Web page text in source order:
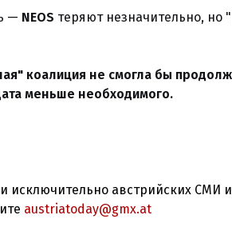
— NEOS теряют незначительно, но
коалиция не смогла бы
меньше необходимого.
исключительно австрийских СМИ
austriatoday@gmx.at